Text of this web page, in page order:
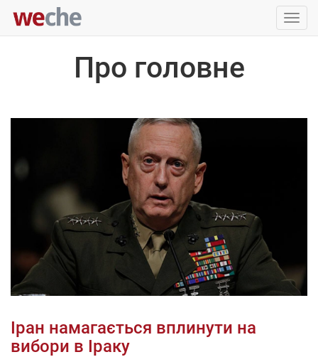
Про головне
Іран намагається вплинути на
вибори в Іраку